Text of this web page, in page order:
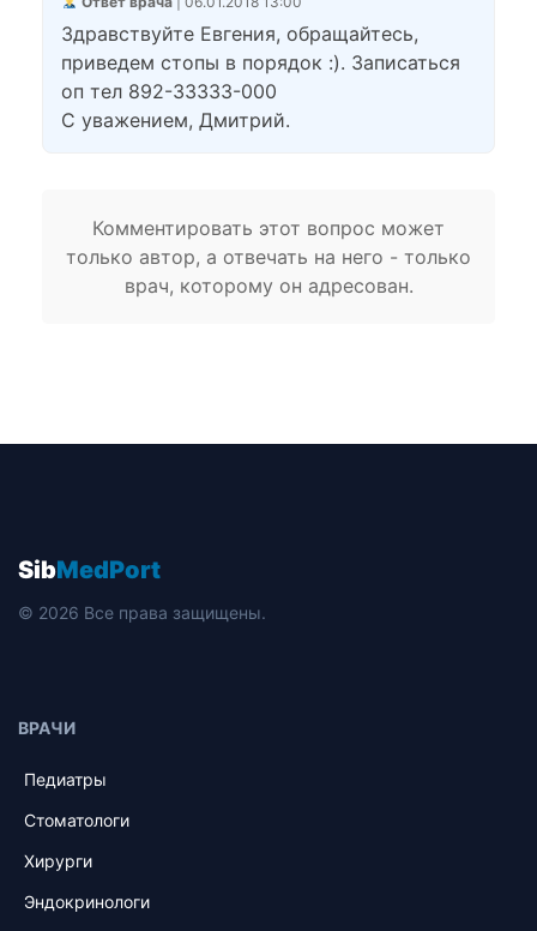
Здравствуйте Евгения, обращайтесь,
приведем стопы в порядок :). Записаться
оп тел 892-33333-000
С уважением, Дмитрий.
Комментировать этот вопрос может
только автор, а отвечать на него - только
врач, которому он адресован.
SibMedPort
© 2026 Все права защищены.
ВРАЧИ
Педиатры
Стоматологи
Хирурги
Эндокринологи